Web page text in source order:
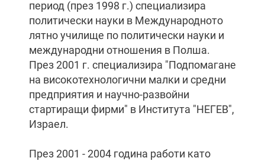
период (през 1998 г.) специализира
политически науки в Международното
лятно училище по политически науки и
международни отношения в Полша.
През 2001 г. специализира "Подпомагане
на високотехнологични малки и средни
предприятия и научно-развойни
стартиращи фирми" в Института "НЕГЕВ",
Израел.
През 2001 - 2004 година работи като